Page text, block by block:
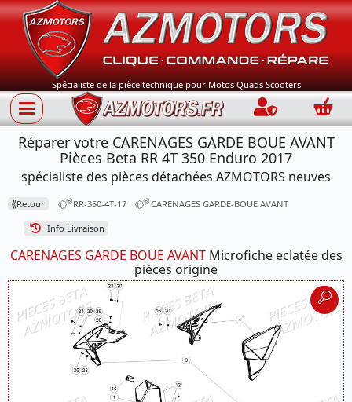
Spécialiste de la pièce technique pour Motos Quads Scooters
Connection
Réparer votre CARENAGES GARDE BOUE AVANT
Pièces Beta RR 4T 350 Enduro 2017
spécialiste des pièces détachées AZMOTORS neuves
⟪Retour RR-350-4T-17 CARENAGES GARDE-BOUE AVANT
Info Livraison
CARENAGES GARDE BOUE AVANTMicrofiche eclatée des
pièces origine